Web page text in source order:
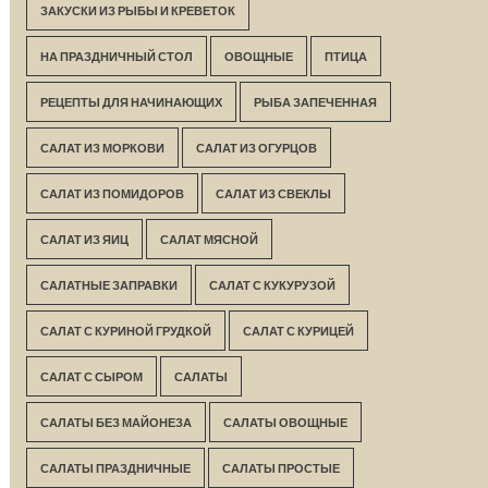
ЗАКУСКИ ИЗ РЫБЫ И КРЕВЕТОК
НА ПРАЗДНИЧНЫЙ СТОЛ ОВОЩНЫЕ ПТИЦА
РЕЦЕПТЫ ДЛЯ НАЧИНАЮЩИХ РЫБА ЗАПЕЧЕННАЯ
САЛАТ ИЗ МОРКОВИ САЛАТ ИЗ ОГУРЦОВ
САЛАТ ИЗ ПОМИДОРОВ САЛАТ ИЗ СВЕКЛЫ
САЛАТ ИЗ ЯИЦ САЛАТ МЯСНОЙ
САЛАТНЫЕ ЗАПРАВКИ САЛАТ С КУКУРУЗОЙ
САЛАТ С КУРИНОЙ ГРУДКОЙ САЛАТ С КУРИЦЕЙ
САЛАТ С СЫРОМ САЛАТЫ
САЛАТЫ БЕЗ МАЙОНЕЗА САЛАТЫ ОВОЩНЫЕ
САЛАТЫ ПРАЗДНИЧНЫЕ САЛАТЫ ПРОСТЫЕ